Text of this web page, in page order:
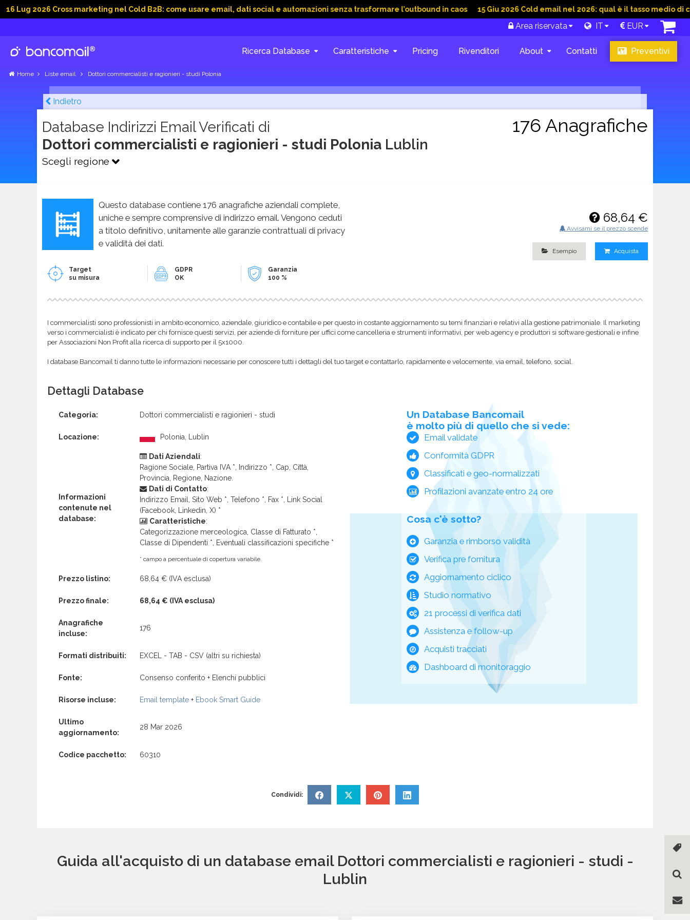
Cross marketing nel Cold B2B: come usare email, dati social e automazioni senza trasformare l’outbound in caos 15 Giu 2026 Cold email nel 2026: qual è il tasso medio di
Area riservata IT EUR
Ricerca Database Caratteristiche Pricing Rivenditori About Contatti Preventivi
Home Liste email Dottori commercialisti e ragionieri - studi Polonia
Indietro
Database Indirizzi Email Verificati di
Dottori commercialisti e ragionieri - studi Polonia Lublin
Scegli regione
176 Anagrafiche
Questo database contiene 176 anagrafiche aziendali complete,
uniche e sempre comprensive di indirizzo email. Vengono ceduti
a titolo definitivo, unitamente alle garanzie contrattuali di privacy
e validità dei dati.
Target
su misura
GDPR
OK
Garanzia
100 %
68,64 €
Avvisami se il prezzo scende
Esempio Acquista
I commercialisti sono professionisti in ambito economico, aziendale, giuridico e contabile e per questo in costante aggiornamento su temi finanziari e relativi alla gestione patrimoniale. Il marketing
verso i commercialisti è indicato per chi fornisce questi servizi, per aziende di forniture per uffici come cancelleria e strumenti informativi, per web agency e produttori si software gestionali e infine
per Associazioni Non Profit alla ricerca di supporto per il 5x1000.
I database Bancomail ti danno tutte le informazioni necessarie per conoscere tutti i dettagli del tuo target e contattarlo, rapidamente e velocemente, via email, telefono, social.
Dettagli Database
Categoria: Dottori commercialisti e ragionieri - studi
Locazione: Polonia, Lublin
Informazioni
contenute nel
database:
Dati Aziendali:
Ragione Sociale, Partiva IVA *, Indirizzo *, Cap, Città,
Provincia, Regione, Nazione.
Dati di Contatto:
Indirizzo Email, Sito Web *, Telefono *, Fax *, Link Social
(Facebook, Linkedin, X) *
Caratteristiche:
Categorizzazione merceologica, Classe di Fatturato *,
Classe di Dipendenti *, Eventuali classificazioni specifiche *
* campo a percentuale di copertura variabile.
Prezzo listino: 68,64 € (IVA esclusa)
Prezzo finale: 68,64 € (IVA esclusa)
Anagrafiche
incluse:
176
Formati distribuiti: EXCEL - TAB - CSV (altri su richiesta)
Fonte: Consenso conferito + Elenchi pubblici
Risorse incluse: Email template + Ebook Smart Guide
Ultimo
aggiornamento:
28 Mar 2026
Codice pacchetto: 60310
Un Database Bancomail
è molto più di quello che si vede:
Email validate
Conformità GDPR
Classificati e geo-normalizzati
Profilazioni avanzate entro 24 ore
Cosa c'è sotto?
Garanzia e rimborso validità
Verifica pre fornitura
Aggiornamento ciclico
Studio normativo
21 processi di verifica dati
Assistenza e follow-up
Acquisti tracciati
Dashboard di monitoraggio
Condividi:
Guida all'acquisto di un database email Dottori commercialisti e ragionieri - studi -
Lublin